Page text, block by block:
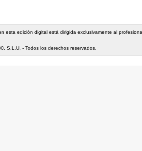
esta edición digital está dirigida exclusivamente al
S.L.U. - Todos los derechos reservados.